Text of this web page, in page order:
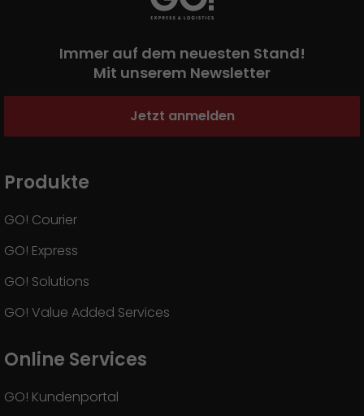
Immer auf dem neuesten Stand!
Mit unserem Newsletter
Jetzt anmelden
Produkte
GO! Courier
GO! Express
GO! Solutions
GO! Value Added Services
Online Services
GO! Kundenportal